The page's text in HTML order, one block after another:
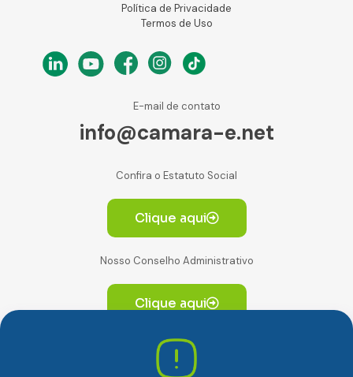
Política de Privacidade
Termos de Uso
E-mail de contato
info@camara-e.net
Confira o Estatuto Social
Clique aqui
Nosso Conselho Administrativo
Clique aqui
Av. Paulista, 2064. Conjunto 14, (Edifício Paulista) -